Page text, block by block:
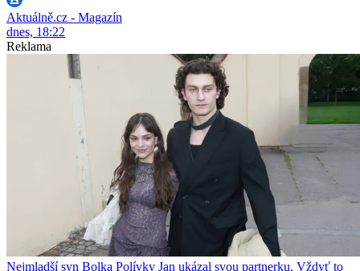
Aktuálně.cz - Magazín
dnes, 18:22
Reklama
Nejmladší syn Bolka Polívky Jan ukázal svou partnerku. Vždyť to